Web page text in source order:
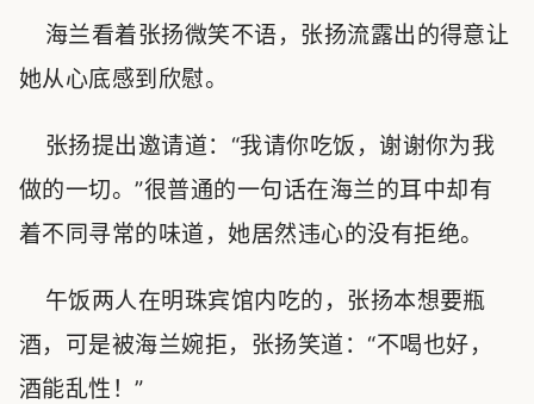
海兰看着张扬微笑不语，张扬流露出的得意让
她从心底感到欣慰。
张扬提出邀请道：“我请你吃饭，谢谢你为我
做的一切。”很普通的一句话在海兰的耳中却有
着不同寻常的味道，她居然违心的没有拒绝。
午饭两人在明珠宾馆内吃的，张扬本想要瓶
酒，可是被海兰婉拒，张扬笑道：“不喝也好，
酒能乱性！”